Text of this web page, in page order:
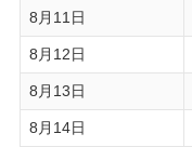
8月11日
8月12日
8月13日
8月14日